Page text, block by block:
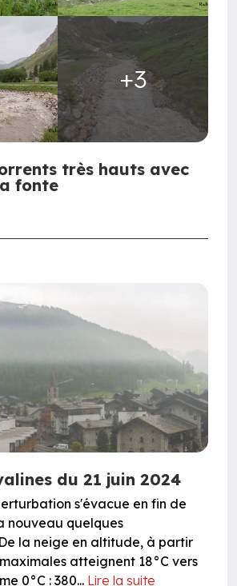
+3
très hauts avec
fonte
du 21 juin 2024
s'évacue en fin de
nouveau quelques
la neige en altitude, à partir
atteignent 18°C vers
0°C : 380... Lire la suite